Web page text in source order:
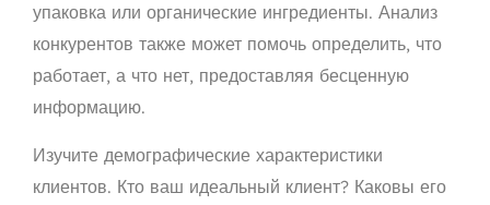
упаковка или органические ингредиенты. Анализ
конкурентов также может помочь определить, что
работает, а что нет, предоставляя бесценную
информацию.
Изучите демографические характеристики
клиентов. Кто ваш идеальный клиент? Каковы его